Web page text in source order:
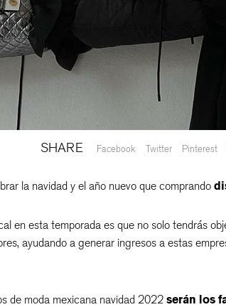
SHARE Facebook Twitter Pinterest
la navidad y el año nuevo que comprando
en esta temporada es que no solo tendrás
ayudando a generar ingresos a estas
de moda mexicana navidad 2022 serán los